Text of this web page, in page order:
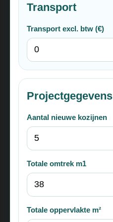
Transport
Transport excl. btw (€)
Projectgegevens
Aantal nieuwe kozijnen
Totale omtrek m1
Totale oppervlakte m²